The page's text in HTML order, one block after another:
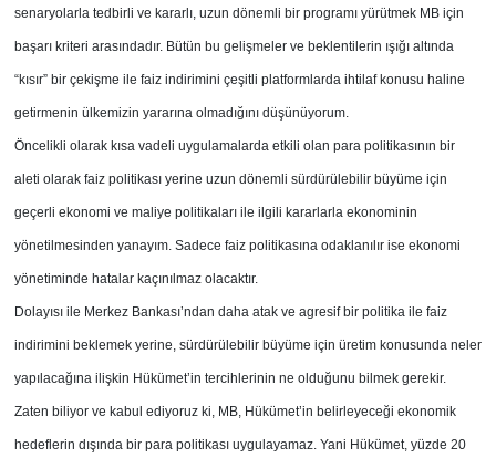
senaryolarla tedbirli ve kararlı, uzun dönemli bir programı yürütmek MB için
başarı kriteri arasındadır. Bütün bu gelişmeler ve beklentilerin ışığı altında
“kısır” bir çekişme ile faiz indirimini çeşitli platformlarda ihtilaf konusu haline
getirmenin ülkemizin yararına olmadığını düşünüyorum.
Öncelikli olarak kısa vadeli uygulamalarda etkili olan para politikasının bir
aleti olarak faiz politikası yerine uzun dönemli sürdürülebilir büyüme için
geçerli ekonomi ve maliye politikaları ile ilgili kararlarla ekonominin
yönetilmesinden yanayım. Sadece faiz politikasına odaklanılır ise ekonomi
yönetiminde hatalar kaçınılmaz olacaktır.
Dolayısı ile Merkez Bankası’ndan daha atak ve agresif bir politika ile faiz
indirimini beklemek yerine, sürdürülebilir büyüme için üretim konusunda neler
yapılacağına ilişkin Hükümet’in tercihlerinin ne olduğunu bilmek gerekir.
Zaten biliyor ve kabul ediyoruz ki, MB, Hükümet’in belirleyeceği ekonomik
hedeflerin dışında bir para politikası uygulayamaz. Yani Hükümet, yüzde 20